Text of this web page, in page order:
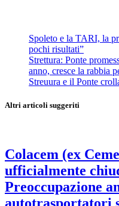
Spoleto e la TARI, la
pochi risultati”
Strettura: Ponte
anno, cresce la rabbia
Streuura e il Ponte
Altri articoli suggeriti
Colacem (ex
ufficialmente
Preoccupazione